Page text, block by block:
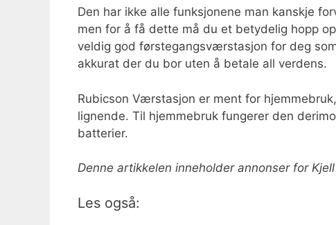
Den har ikke alle funksjonene man kanskje
men for å få dette må du et betydelig hopp
veldig god førstegangsværstasjon for deg
akkurat der du bor uten å betale all verdens.
Rubicson Værstasjon er ment for
lignende. Til hjemmebruk fungerer den
batterier.
Denne artikkelen inneholder annonser for Kjell
Les også: